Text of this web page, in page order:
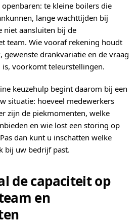
te kleine boilers die
lange wachttijden bij
niet aansluiten bij de
team. Wie vooraf rekening houdt
gewenste drankvariatie en de vraag
is, voorkomt teleurstellingen.
keuzehulp begint daarom bij een
situatie: hoeveel medewerkers
zijn de piekmomenten, welke
en wie lost een storing op
dan kunt u inschatten welke
bij uw bedrijf past.
de capaciteit op
en